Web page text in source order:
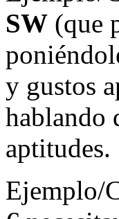
SW (que
y gustos
hablando
aptitudes.
Ejemplo/